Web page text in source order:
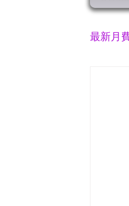
最新月
最